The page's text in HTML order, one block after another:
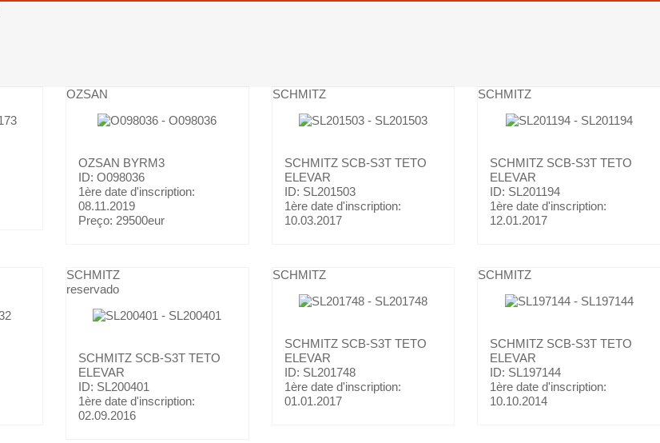
OZSAN
OZSAN BYRM3
ID: O098036
1ère date d'inscription:
08.11.2019
Preço: 29500eur
SCHMITZ
SCHMITZ SCB-S3T TETO
ELEVAR
ID: SL201503
1ère date d'inscription:
10.03.2017
SCHMITZ
SCHMITZ SCB-S3T TETO
ELEVAR
ID: SL201194
1ère date d'inscription:
12.01.2017
SCHMITZ
reservado
SCHMITZ SCB-S3T TETO
ELEVAR
ID: SL200401
1ère date d'inscription:
02.09.2016
SCHMITZ
SCHMITZ SCB-S3T TETO
ELEVAR
ID: SL201748
1ère date d'inscription:
01.01.2017
SCHMITZ
SCHMITZ SCB-S3T TETO
ELEVAR
ID: SL197144
1ère date d'inscription:
10.10.2014